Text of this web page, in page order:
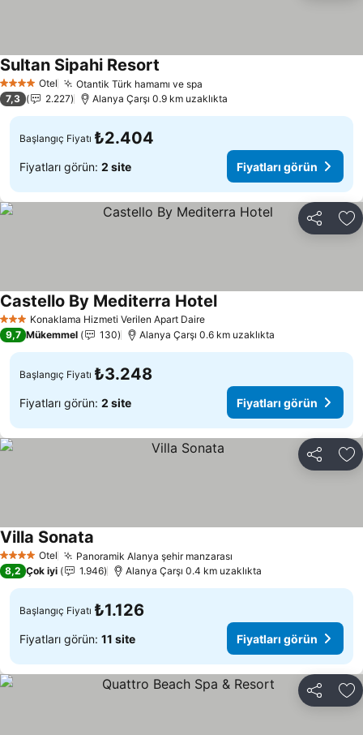
4 Yıldız Otel Otantik Türk hamamı ve spa
Sultan Sipahi Resort
7,3 2.227 Alanya Çarşı 0.9 km uzaklıkta
Başlangıç Fiyatı ₺2.404
Fiyatları görün: 2 site Fiyatları görün
Paylaş
3 YıldızKonaklama Hizmeti Verilen Apart Daire
Castello By Mediterra HotelFiyatları görün
9,7 Mükemmel 130 Alanya Çarşı 0.6 km uzaklıkta
Başlangıç Fiyatı ₺3.248
Fiyatları görün: 2 site Fiyatları görün
Paylaş
4 Yıldız Otel Panoramik Alanya şehir manzarası
Villa Sonata
8,2 Çok iyi 1.946 Alanya Çarşı 0.4 km uzaklıkta
Başlangıç Fiyatı ₺1.126
Fiyatları görün: 11 site Fiyatları görün
Paylaş